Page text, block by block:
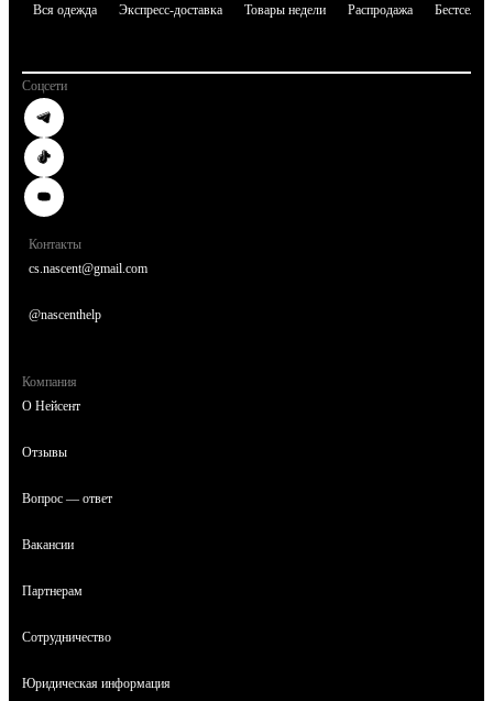
Вся одежда Экспресс-доставка Товары недели Распродажа
Соцсети
Контакты
cs.nascent@gmail.com
@nascenthelp
Компания
О Нейсент
Отзывы
Вопрос — ответ
Вакансии
Партнерам
Сотрудничество
Юридическая информация